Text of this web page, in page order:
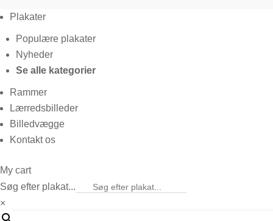
Plakater
Populære plakater
Nyheder
Se alle kategorier
Rammer
Lærredsbilleder
Billedvægge
Kontakt os
My cart
Søg efter plakat...
×